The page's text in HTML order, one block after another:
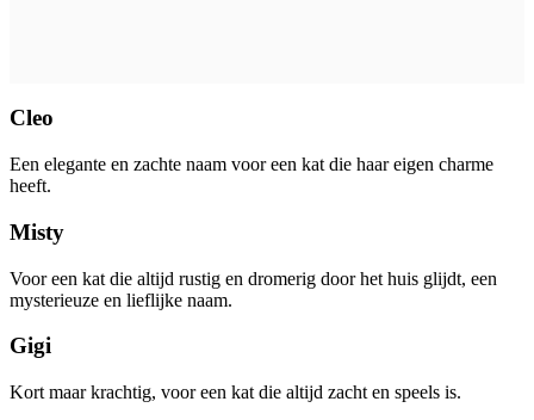
Cleo
Een elegante en zachte naam voor een kat die haar eigen charme
heeft.
Misty
Voor een kat die altijd rustig en dromerig door het huis glijdt, een
mysterieuze en lieflijke naam.
Gigi
Kort maar krachtig, voor een kat die altijd zacht en speels is.